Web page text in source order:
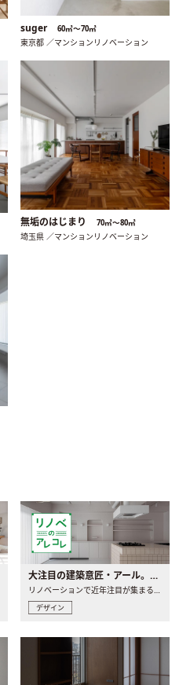
suger 60㎡〜70㎡
東京都 ／マンションリノベーション
無垢のはじまり 70㎡〜80㎡
埼玉県 ／マンションリノベーション
大注目の建築意匠・アール。人気の理由と空間に取り入れるポイント
リノベーションで近年注目が集まる建築意匠の一つであるアール..
デザイン